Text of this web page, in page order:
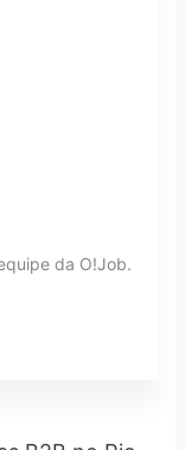
da O!Job.